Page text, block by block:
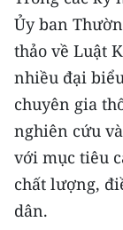
54 DÂN TỘC
CHƯƠNG
MỘT SẢN
RADIO
MEDIA CENTER
E-Magazine
Ủy ban
thảo về Luật
nhiều đại
chuyên gia
nghiên cứu
với mục tiêu
chất lượng,
dân.